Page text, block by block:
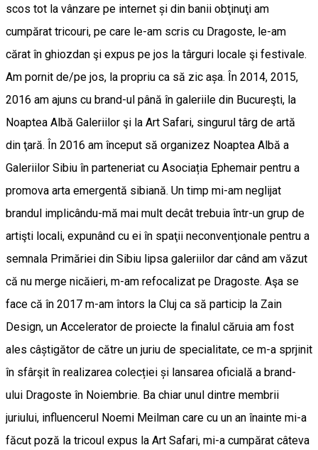
scos tot la vânzare pe internet și din banii obţinuţi am
cumpărat tricouri, pe care le-am scris cu Dragoste, le-am
cărat în ghiozdan şi expus pe jos la târguri locale şi festivale.
Am pornit de/pe jos, la propriu ca să zic așa. În 2014, 2015,
2016 am ajuns cu brand-ul până în galeriile din Bucureşti, la
Noaptea Albă Galeriilor şi la Art Safari, singurul târg de artă
din ţară. În 2016 am început să organizez Noaptea Albă a
Galeriilor Sibiu în parteneriat cu Asociația Ephemair pentru a
promova arta emergentă sibiană. Un timp mi-am neglijat
brandul implicându-mă mai mult decât trebuia într-un grup de
artişti locali, expunând cu ei în spaţii neconvenţionale pentru a
semnala Primăriei din Sibiu lipsa galeriilor dar când am văzut
că nu merge nicăieri, m-am refocalizat pe Dragoste. Aşa se
face că în 2017 m-am întors la Cluj ca să particip la Zain
Design, un Accelerator de proiecte la finalul căruia am fost
ales câștigător de către un juriu de specialitate, ce m-a sprjinit
în sfârşit în realizarea colecției și lansarea oficială a brand-
ului Dragoste în Noiembrie. Ba chiar unul dintre membrii
juriului, influencerul Noemi Meilman care cu un an înainte mi-a
făcut poză la tricoul expus la Art Safari, mi-a cumpărat câteva